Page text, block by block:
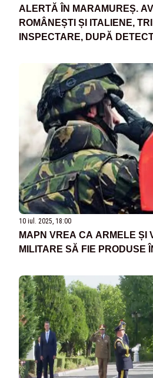
ALERTĂ ÎN MARAMUREȘ.
ROMÂNEȘTI ȘI ITALIENE,
INSPECTARE, DUPĂ
ROMÂNIA
10 iul. 2025, 18:00
MAPN VREA CA ARMELE ȘI
MILITARE SĂ FIE PRODUSE